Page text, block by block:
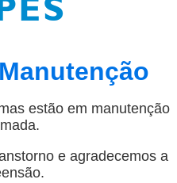
estão em manutenção
e agradecemos a